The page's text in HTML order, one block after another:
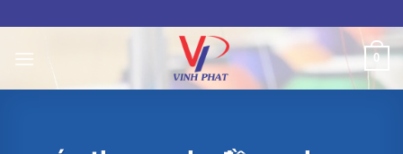
to
content
0